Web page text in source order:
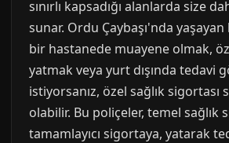
sınırlı kapsadığı alanlarda size
sunar. Ordu Çaybaşı'nda
bir hastanede muayene olmak,
yatmak veya yurt dışında tedavi
istiyorsanız, özel sağlık sigortası
olabilir. Bu poliçeler, temel sağlık
tamamlayıcı sigortaya, yatarak